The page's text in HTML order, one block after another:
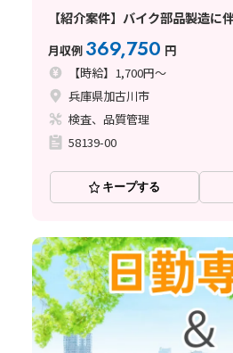
【紹介案件】バイク部品製造に
月収例 369,750 円
【時給】1,700円～
兵庫県加古川市
検査、品質管理
58139-00
キープする